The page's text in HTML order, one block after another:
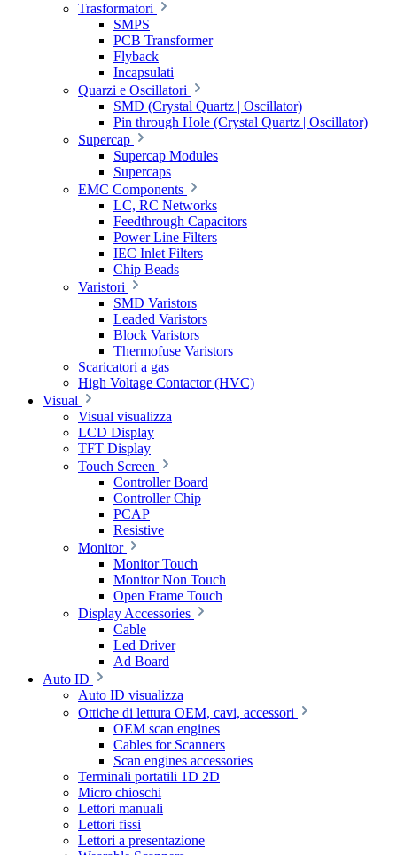
Trasformatori
SMPS
PCB Transformer
Flyback
Incapsulati
Quarzi e Oscillatori
SMD (Crystal Quartz | Oscillator)
Pin through Hole (Crystal Quartz | Oscillator)
Supercap
Supercap Modules
Supercaps
EMC Components
LC, RC Networks
Feedthrough Capacitors
Power Line Filters
IEC Inlet Filters
Chip Beads
Varistori
SMD Varistors
Leaded Varistors
Block Varistors
Thermofuse Varistors
Scaricatori a gas
High Voltage Contactor (HVC)
Visual
Visual visualizza
LCD Display
TFT Display
Touch Screen
Controller Board
Controller Chip
PCAP
Resistive
Monitor
Monitor Touch
Monitor Non Touch
Open Frame Touch
Display Accessories
Cable
Led Driver
Ad Board
Auto ID
Auto ID visualizza
Ottiche di lettura OEM, cavi, accessori
OEM scan engines
Cables for Scanners
Scan engines accessories
Terminali portatili 1D 2D
Micro chioschi
Lettori manuali
Lettori fissi
Lettori a presentazione